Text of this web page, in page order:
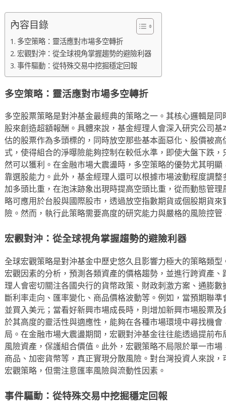
內容目錄
多空策略：靈活應對市場多空轉折
宏觀對沖：從全球視角掌握趨勢的避險利器
事件驅動：從特殊交易中挖掘穩定回報
多空策略：靈活應對市場多空轉折
多空股票策略是對沖基金最經典的策略之一。其核心邏輯是
股來創造超額報酬。具體來說，基金經理人會深入研究公司
估的股票作為多頭標的，同時放空那些基本面惡化、股價被
式，使得組合的淨曝險能夠控制在較低水準，即使大盤下跌
然可以獲利。在金融市場大震盪時，多空策略的優勢尤其明
靠選股能力。此外，基金經理人還可以根據市場波動程度調
加多頭比重，在泡沫跡象出現時提高空頭比重，從而動態管
略可應用於台股與國際股市，透過放空指數期貨或個股期貨
險。然而，執行此策略需要高度的研究能力與嚴格的風險控
宏觀對沖：從全球視角掌握趨勢的避險利器
全球宏觀策略是對沖基金中歷史悠久且影響力極大的策略類
宏觀因素的分析，預測各類資產的價格趨勢，並進行跨資產
理人會密切關注各國央行的貨幣政策、財政刺激方案、通膨
斷利率走向、匯率變化、商品價格波動等。例如，當預期聯
並買入美元；當看好新興市場成長時，則增加新興市場股票
於其高度的靈活性與適應性，能夠在各種市場環境中尋找機
局。在金融市場大震盪期間，宏觀對沖基金往往能透過提前
風險資產，保護組合價值。此外，宏觀策略不局限於單一市
商品、加密貨幣等，真正實現分散風險。對台灣投資人來說
宏觀策略，但需注意匯率風險與流動性因素。
事件驅動：從特殊交易中挖掘穩定回報